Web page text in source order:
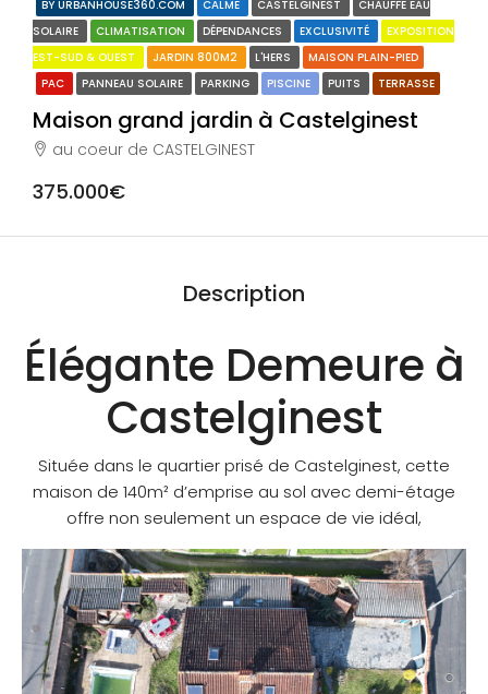
BY URBANHOUSE360.COM CALME CASTELGINEST
CHAUFFE EAU
SOLAIRE
CLIMATISATION DÉPENDANCES EXCLUSIVITÉ
EXPOSITION
EST-SUD & OUEST
JARDIN 800M2 L'HERS
MAISON PLAIN-PIED
PAC
PANNEAU SOLAIRE PARKING PISCINE PUITS TERRASSE
Maison grand jardin à Castelginest
au coeur de CASTELGINEST
375.000€
Description
Élégante Demeure à
Castelginest
Située dans le quartier prisé de Castelginest, cette
maison de 140m² d’emprise au sol avec demi-étage
offre non seulement un espace de vie idéal,